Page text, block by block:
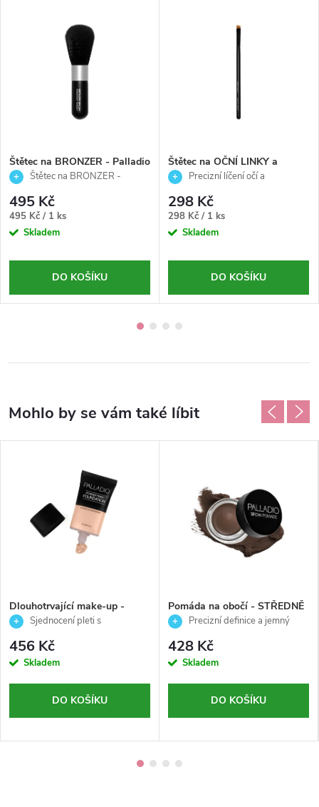
Štětec na BRONZER - Palladio
Štětec na BRONZER -
495 Kč
Měrná
cena:
495 Kč / 1 ks
Skladem
DO KOŠÍKU
Štětec na OČNÍ LINKY a
OBOČÍ -Palladio
Precizní líčení očí a
298 Kč
Měrná
cena:
298 Kč / 1 ks
Skladem
DO KOŠÍKU
Dlouhotrvající make-up -
PORCELÁNOVÁ - Palladio -
Sjednocení pleti s
krytím
456 Kč
Skladem
DO KOŠÍKU
Pomáda na obočí - STŘEDNĚ
HNĚDÁ -Palladio - 4 g
Precizní definice a jemný
428 Kč
Skladem
DO KOŠÍKU